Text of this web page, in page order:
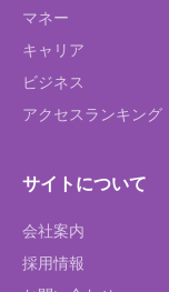
マネー
キャリア
ビジネス
アクセスランキング
サイトについて
会社案内
採用情報